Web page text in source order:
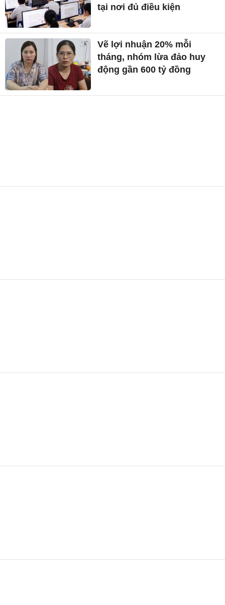
tại nơi đủ điều kiện
Vẽ lợi nhuận 20% mỗi
tháng, nhóm lừa đảo huy
động gần 600 tỷ đồng